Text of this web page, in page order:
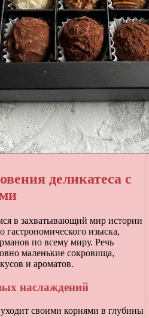
деликатеса с
в захватывающий мир истории
гастрономического изыска,
по всему миру. Речь
маленькие сокровища,
и ароматов.
наслаждений
своими корнями в глубины